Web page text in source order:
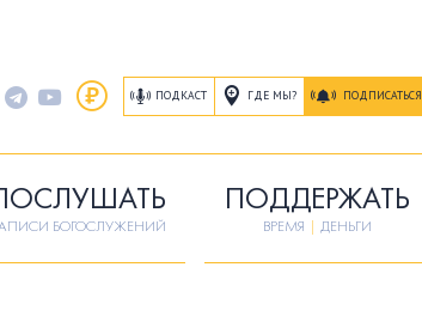
ПОДКАСТ ГДЕ МЫ? ПОДПИСАТЬСЯ
БОГОСЛУЖЕНИЙ
ПОДДЕРЖАТЬ
ВРЕМЯ | ДЕНЬГИ